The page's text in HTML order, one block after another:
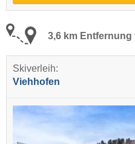
3,6 km
Skiverleih:
Viehhofen